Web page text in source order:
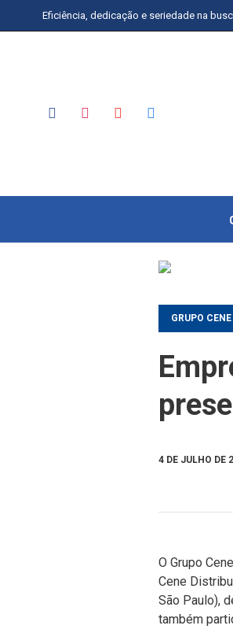
Eficiência, dedicação e seriedade na
GRUPO CENE
4 DE JULHO DE
O Grupo
Cene
São Paulo),
também